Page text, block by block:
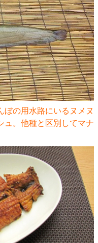
ぼの用水路にいるヌメヌ
ュ。他種と区別してマナ